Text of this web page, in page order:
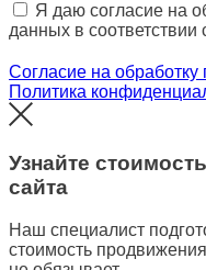
Я даю согласие на
данных в
Согласие на
Политика
Узнайте
сайта
Наш специалист
стоимость